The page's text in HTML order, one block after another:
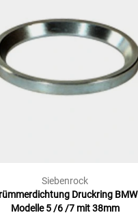
Siebenrock
Druckring BMW
Modelle 5 /6 /7 mit 38mm